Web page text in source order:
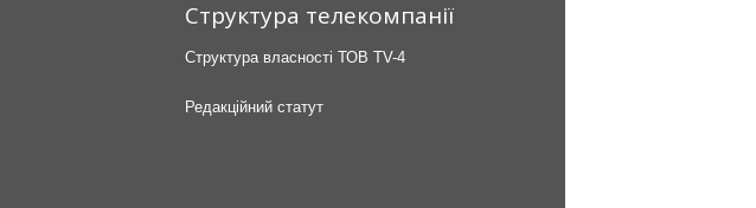
Структура телекомпанії
Структура власності ТОВ TV-4
Редакційний статут